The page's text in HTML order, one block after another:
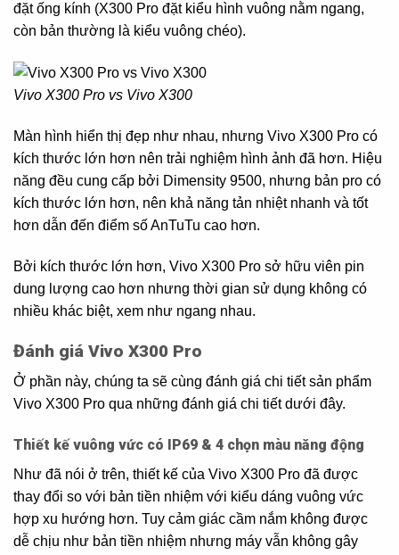
đặt ống kính (X300 Pro đặt kiểu hình vuông nằm ngang,
còn bản thường là kiểu vuông chéo).
Vivo X300 Pro vs Vivo X300
Màn hình hiển thị đẹp như nhau, nhưng Vivo X300 Pro có
kích thước lớn hơn nên trải nghiệm hình ảnh đã hơn. Hiệu
năng đều cung cấp bởi Dimensity 9500, nhưng bản pro có
kích thước lớn hơn, nên khả năng tản nhiệt nhanh và tốt
hơn dẫn đến điểm số AnTuTu cao hơn.
Bởi kích thước lớn hơn, Vivo X300 Pro sở hữu viên pin
dung lượng cao hơn nhưng thời gian sử dụng không có
nhiều khác biệt, xem như ngang nhau.
Đánh giá Vivo X300 Pro
Ở phần này, chúng ta sẽ cùng đánh giá chi tiết sản phẩm
Vivo X300 Pro qua những đánh giá chi tiết dưới đây.
Thiết kế vuông vức có IP69 & 4 chọn màu năng động
Như đã nói ở trên, thiết kế của Vivo X300 Pro đã được
thay đổi so với bản tiền nhiệm với kiểu dáng vuông vức
hợp xu hướng hơn. Tuy cảm giác cầm nắm không được
dễ chịu như bản tiền nhiệm nhưng máy vẫn không gây